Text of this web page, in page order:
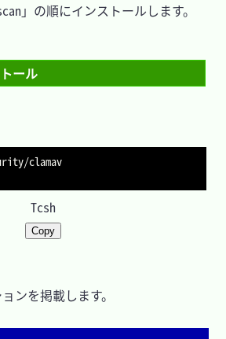
」の順にインストールします。
ール
clamav
Tcsh
Copy
ンを掲載します。